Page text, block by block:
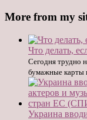
More from my
Что делать,
Сегодня трудно
бумажные карты
Украина